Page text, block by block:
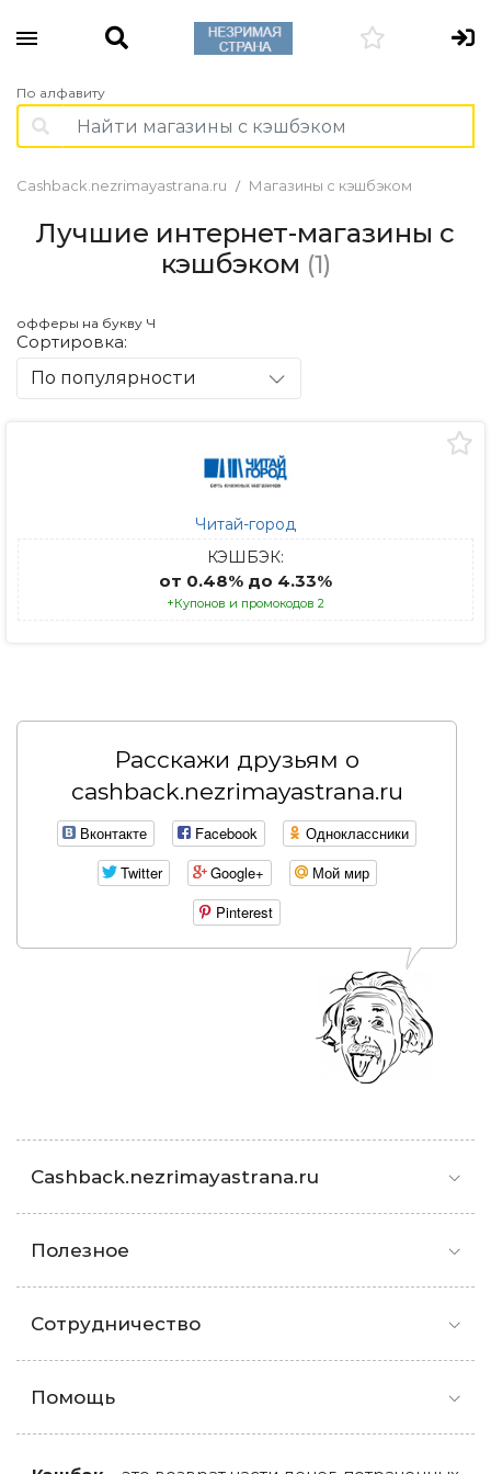
По алфавиту
Cashback.nezrimayastrana.ru Магазины с кэшбэком
Лучшие интернет-магазины с
кэшбэком (1)
офферы на букву Ч
Сортировка:
По популярности
Читай-город
КЭШБЭК:
от 0.48% до 4.33%
+Купонов и промокодов 2
Расскажи друзьям о
cashback.nezrimayastrana.ru
Вконтакте Facebook
Одноклассники
Twitter
Google+
Мой мир
Pinterest
Cashback.nezrimayastrana.ru
Полезное
Сотрудничество
Помощь